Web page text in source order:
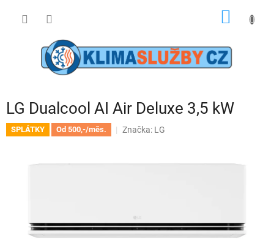
LG Dualcool AI Air Deluxe 3,5 kW
SPLÁTKY Od 500,-/měs. Značka: LG